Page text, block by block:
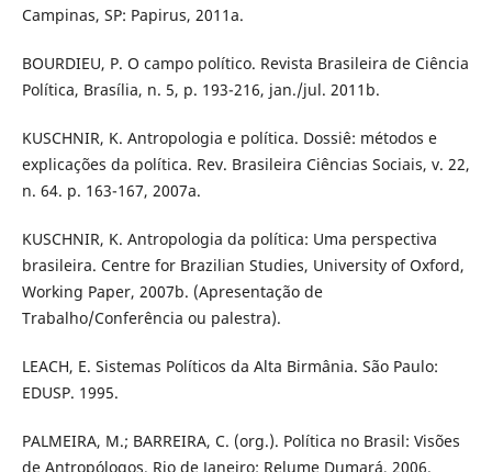
Campinas, SP: Papirus, 2011a.
BOURDIEU, P. O campo político. Revista Brasileira de Ciência
Política, Brasília, n. 5, p. 193-216, jan./jul. 2011b.
KUSCHNIR, K. Antropologia e política. Dossiê: métodos e
explicações da política. Rev. Brasileira Ciências Sociais, v. 22,
n. 64. p. 163-167, 2007a.
KUSCHNIR, K. Antropologia da política: Uma perspectiva
brasileira. Centre for Brazilian Studies, University of Oxford,
Working Paper, 2007b. (Apresentação de
Trabalho/Conferência ou palestra).
LEACH, E. Sistemas Políticos da Alta Birmânia. São Paulo:
EDUSP. 1995.
PALMEIRA, M.; BARREIRA, C. (org.). Política no Brasil: Visões
de Antropólogos. Rio de Janeiro: Relume Dumará, 2006.